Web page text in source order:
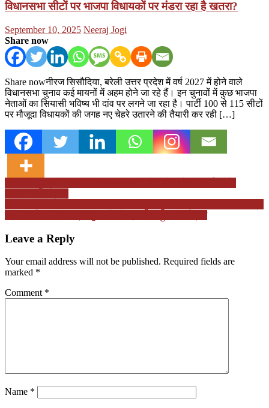
विधानसभा सीटों पर भाजपा विधायकों पर मंडरा रहा है खतरा?
Posted
on
September 10, 2025 Author
Neeraj Jogi
Share now
Share nowनीरज सिसौदिया, बरेली उत्तर प्रदेश में वर्ष 2027 में होने वाले
विधानसभा चुनाव कई मायनों में अहम होने जा रहे हैं। इन चुनावों में कुछ भाजपा
नेताओं का सियासी भविष्य भी दांव पर लगने जा रहा है। पार्टी 100 से 115 सीटों
पर मौजूदा विधायकों की जगह नए चेहरे उतारने की तैयारी कर रही […]
Post
navigation
Leave a Reply
Your email address will not be published. Required fields are
marked *
Comment *
Name *